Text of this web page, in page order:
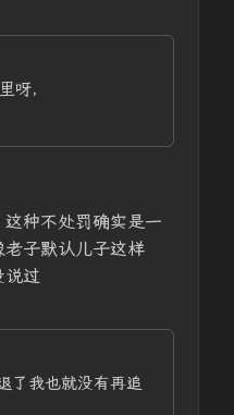
呀，
种不处罚确实是一
子默认儿子这样
说过
了我也就没有再追